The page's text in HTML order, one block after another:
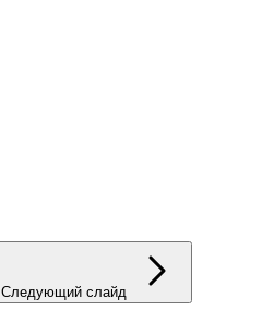
Следующий слайд